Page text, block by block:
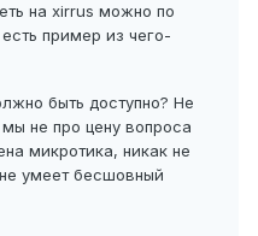
на xirrus можно по
пример из чего-
быть доступно? Не
не про цену вопроса
микротика, никак не
умеет бесшовный